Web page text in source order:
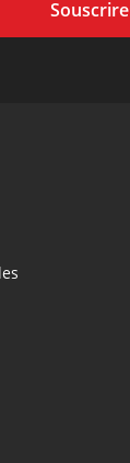
Souscrire